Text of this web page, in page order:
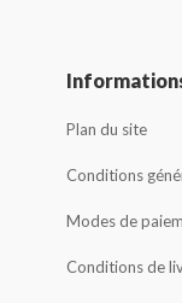
Plan du site
Conditions
Modes de
Conditions de